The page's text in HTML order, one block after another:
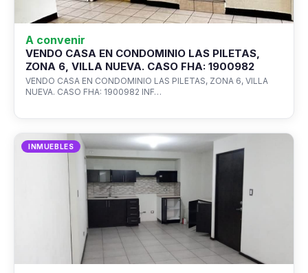
A convenir
VENDO CASA EN CONDOMINIO LAS PILETAS,
ZONA 6, VILLA NUEVA. CASO FHA: 1900982
VENDO CASA EN CONDOMINIO LAS PILETAS, ZONA 6, VILLA
NUEVA. CASO FHA: 1900982 INF…
INMUEBLES